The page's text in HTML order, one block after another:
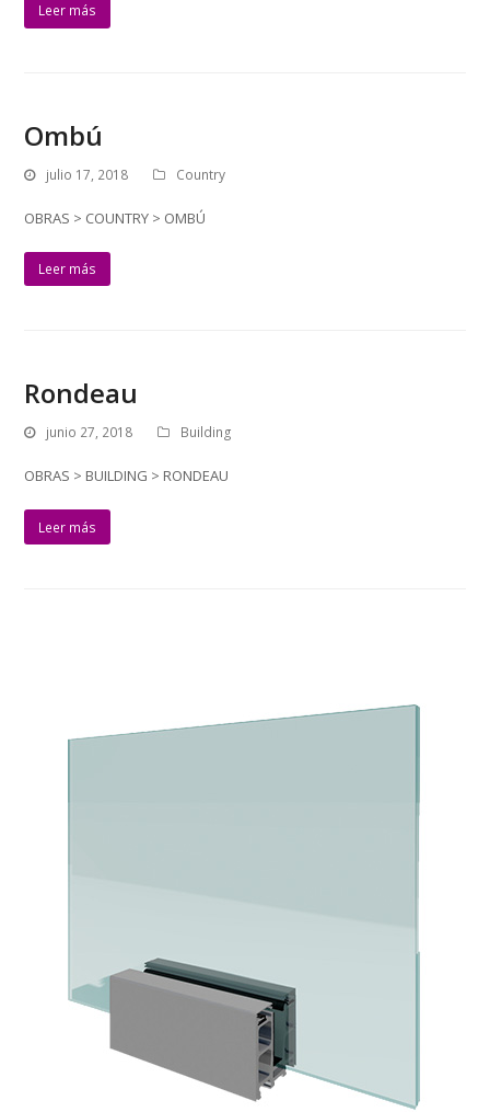
Leer más
Ombú
julio 17, 2018 Country
OBRAS > COUNTRY > OMBÚ
Leer más
Rondeau
junio 27, 2018 Building
OBRAS > BUILDING > RONDEAU
Leer más